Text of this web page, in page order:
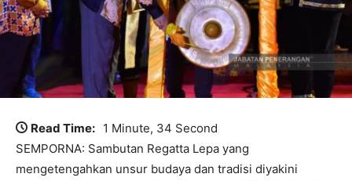
Read Time: 1 Minute, 34 Second
SEMPORNA: Sambutan Regatta Lepa yang
mengetengahkan unsur budaya dan tradisi diyakini